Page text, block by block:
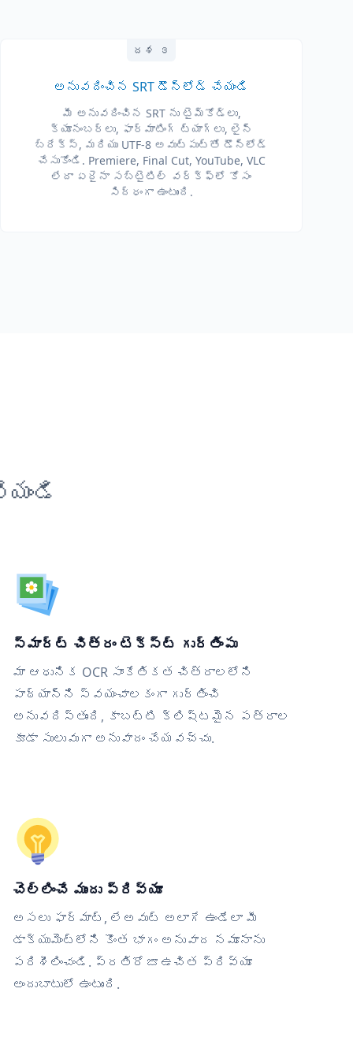
దశ ౩
అనువదించిన SRT డౌన్‌లోడ్ చేయండి
మీ అనువదించిన SRT ను టైమ్‌కోడ్లు,
క్యూనంబర్లు, ఫార్మాటింగ్ ట్యాగ్లు, లైన్
బ్రేక్స్, మరియు UTF-8 అవుట్‌పుట్‌తో డౌన్‌లోడ్
చేసుకోండి. Premiere, Final Cut, YouTube, VLC
లేదా ఏదైనా సబ్‌టైటిల్ వర్క్‌ఫ్లో కోసం
సిద్ధంగా ఉంటుంది.
స్మార్ట్ చిత్రం టెక్స్ట్ గుర్తింపు
మా ఆధునిక OCR సాంకేతికత చిత్రాలలోని
పాఠ్యాన్ని స్వయంచాలకంగా గుర్తించి
అనువదిస్తుంది, కాబట్టి క్లిష్టమైన పత్రాల
కూడా సులువుగా అనువాదం చేయవచ్చు.
చెల్లించే ముందు ప్రివ్యూ
అసలు ఫార్మాట్, లేఅవుట్ అలాగే ఉండేలా మీ
డాక్యుమెంట్‌లోని కొంత భాగం అనువాద నమూనాను
పరిశీలించండి. ప్రతిరోజూ ఉచిత ప్రివ్యూ
అందుబాటులో ఉంటుంది.